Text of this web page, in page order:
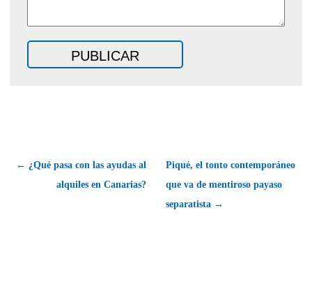
← ¿Qué pasa con las ayudas al
alquiles en Canarias?
Piqué, el tonto contemporáneo
que va de mentiroso payaso
separatista →